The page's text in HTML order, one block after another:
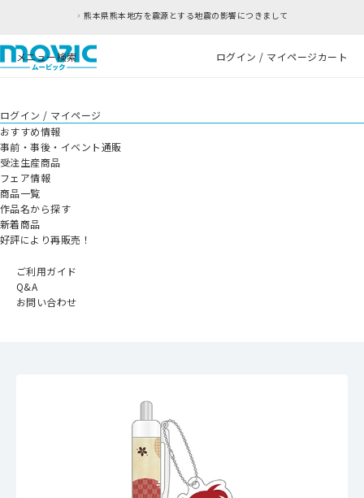
熊本県熊本地方を震源とする地震の影響につきまして
メニュー検索 ログイン / マイページカート
ログイン / マイページ
おすすめ情報
事前・事後・イベント通販
受注生産商品
フェア情報
商品一覧
作品名から探す
新着商品
好評により再販売！
ご利用ガイド
Q&A
お問い合わせ